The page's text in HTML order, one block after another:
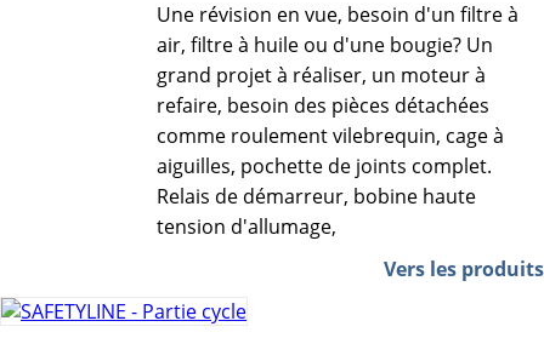
Une révision en vue, besoin d'un filtre à
air, filtre à huile ou d'une bougie? Un
grand projet à réaliser, un moteur à
refaire, besoin des pièces détachées
comme roulement vilebrequin, cage à
aiguilles, pochette de joints complet.
Relais de démarreur, bobine haute
tension d'allumage,
Vers les produits